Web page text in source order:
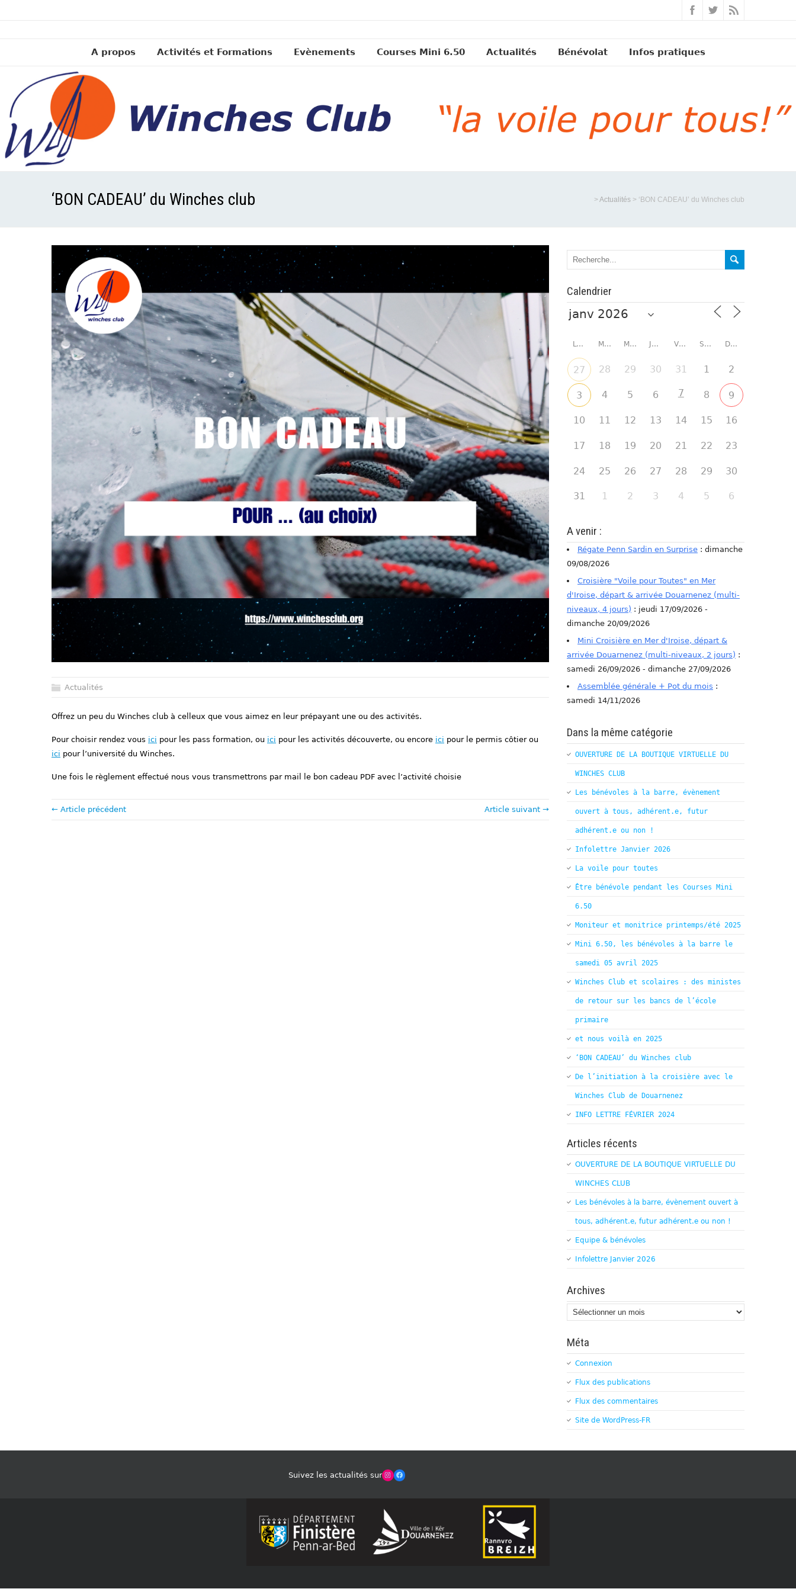
A propos Activités et Formations Evènements Courses Mini 6.50 Actualités Bénévolat Infos pratiques
‘BON CADEAU’ du Winches club >Actualités > ‘BON CADEAU’ du Winches club
Actualités
Offrez un peu du Winches club à celleux que vous aimez en leur prépayant une ou des activités.
Pour choisir rendez vous ici pour les pass formation, ou ici pour les activités découverte, ou encore ici pour le permis côtier ou
ici pour l’université du Winches.
Une fois le règlement effectué nous vous transmettrons par mail le bon cadeau PDF avec l’activité choisie
← Article précédent Article suivant →
Calendrier
LUNDI MARDI MERCREDI JEUDI VENDREDI SAMEDI DIMANCHE
27 28 29 30 31 1 2
3 4 5 6 7 8 9
10 11 12 13 14 15 16
17 18 19 20 21 22 23
24 25 26 27 28 29 30
31 1 2 3 4 5 6
A venir :
Régate Penn Sardin en Surprise : dimanche
09/08/2026
Croisière "Voile pour Toutes" en Mer
d'Iroise, départ & arrivée Douarnenez (multi-
niveaux, 4 jours) : jeudi 17/09/2026 -
dimanche 20/09/2026
Mini Croisière en Mer d'Iroise, départ &
arrivée Douarnenez (multi-niveaux, 2 jours) :
samedi 26/09/2026 - dimanche 27/09/2026
Assemblée générale + Pot du mois :
samedi 14/11/2026
Dans la même catégorie
OUVERTURE DE LA BOUTIQUE VIRTUELLE DU
WINCHES CLUB
Les bénévoles à la barre, évènement
ouvert à tous, adhérent.e, futur
adhérent.e ou non !
Infolettre Janvier 2026
La voile pour toutes
Être bénévole pendant les Courses Mini
6.50
Moniteur et monitrice printemps/été 2025
Mini 6.50, les bénévoles à la barre le
samedi 05 avril 2025
Winches Club et scolaires : des ministes
de retour sur les bancs de l’école
primaire
et nous voilà en 2025
‘BON CADEAU’ du Winches club
De l’initiation à la croisière avec le
Winches Club de Douarnenez
INFO LETTRE FÉVRIER 2024
Articles récents
OUVERTURE DE LA BOUTIQUE VIRTUELLE DU
WINCHES CLUB
Les bénévoles à la barre, évènement ouvert à
tous, adhérent.e, futur adhérent.e ou non !
Equipe & bénévoles
Infolettre Janvier 2026
Archives
Archives
Méta
Connexion
Flux des publications
Flux des commentaires
Site de WordPress-FR
Suivez les actualités surWinches Club OfficielFacebook